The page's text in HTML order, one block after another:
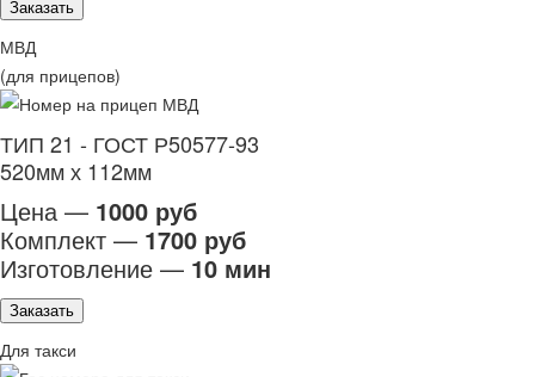
Заказать
МВД
(для прицепов)
ТИП 21 - ГОСТ Р50577-93
520мм х 112мм
Цена — 1000 руб
Комплект — 1700 руб
Изготовление — 10 мин
Заказать
Для такси